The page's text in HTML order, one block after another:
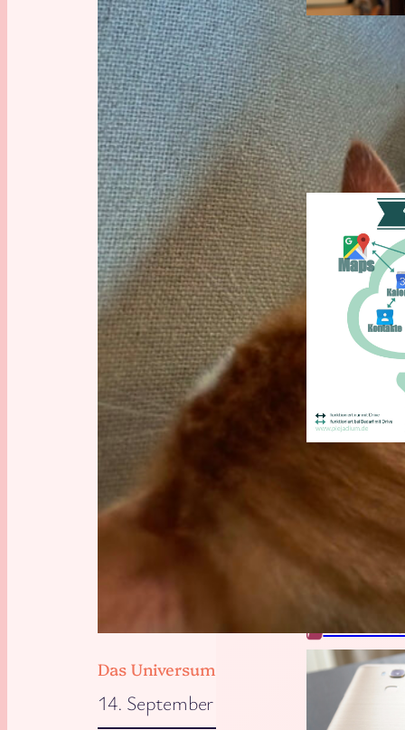
Das Universum will, dass wir zu Hause
14. September 2025
Handy,
Daten,
SMART